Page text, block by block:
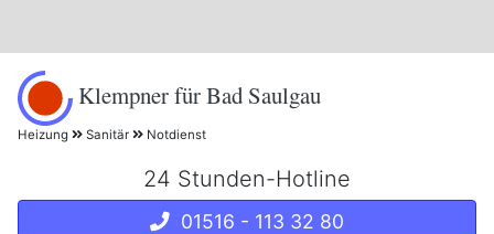
Klempner für Bad Saulgau
Heizung Sanitär Notdienst
24 Stunden-Hotline
01516 - 113 32 80